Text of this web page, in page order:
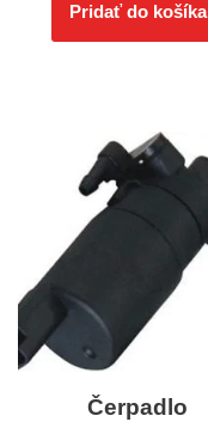
Pridať do košíka
Čerpadlo